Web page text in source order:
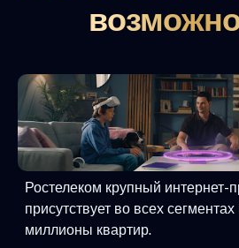
Ростелеком крупный интернет-
присутствует во всех
миллионы квартир.